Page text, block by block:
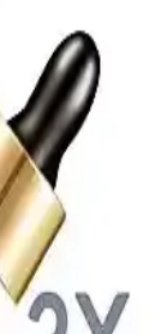
günlük
çekici bir koku
Artıran
artırmak için
ve kullanım ile
Zarif